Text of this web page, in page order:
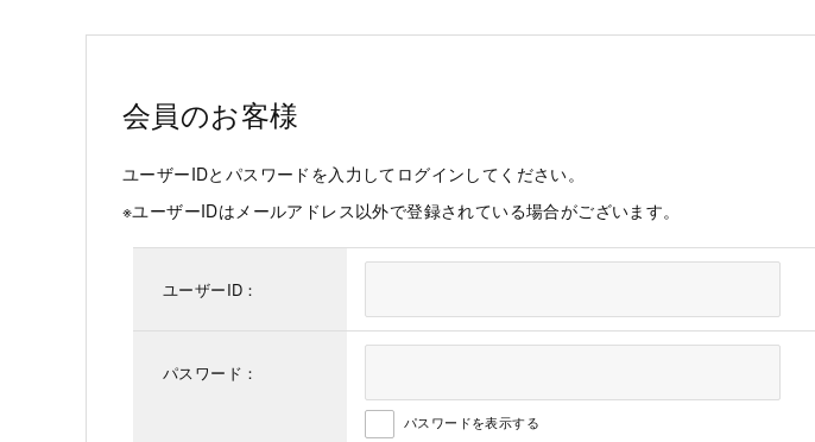
会員のお客様
ユーザーIDとパスワードを入力してログインしてください。
※ユーザーIDはメールアドレス以外で登録されている場合がございます。
ユーザーID：
パスワード：
パスワードを表示する